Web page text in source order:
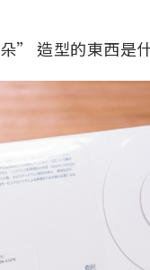
” 造型的東西是